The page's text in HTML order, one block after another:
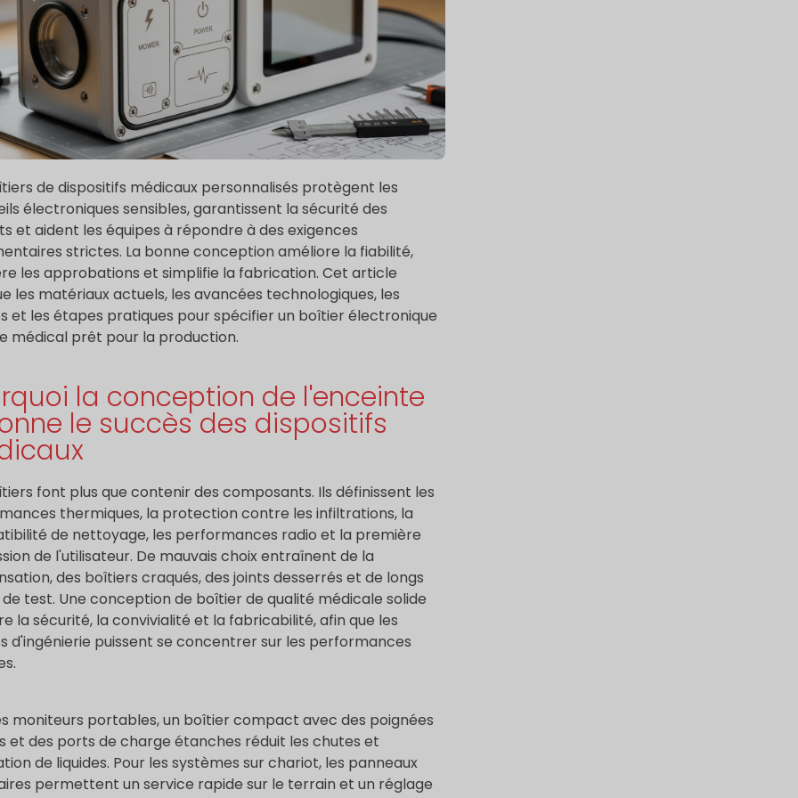
de dispositifs médicaux personnalisés protègent les
électroniques sensibles, garantissent la sécurité des
et aident les équipes à répondre à des exigences
strictes. La bonne conception améliore la fiabilité,
les approbations et simplifie la fabrication. Cet article
les matériaux actuels, les avancées technologiques, les
et les étapes pratiques pour spécifier un boîtier électronique
médical prêt pour la production.
la conception de l'enceinte
le succès des dispositifs
font plus que contenir des composants. Ils définissent les
thermiques, la protection contre les infiltrations, la
de nettoyage, les performances radio et la première
de l'utilisateur. De mauvais choix entraînent de la
des boîtiers craqués, des joints desserrés et de longs
test. Une conception de boîtier de qualité médicale solide
la sécurité, la convivialité et la fabricabilité, afin que les
d'ingénierie puissent se concentrer sur les performances
moniteurs portables, un boîtier compact avec des poignées
et des ports de charge étanches réduit les chutes et
de liquides. Pour les systèmes sur chariot, les panneaux
permettent un service rapide sur le terrain et un réglage